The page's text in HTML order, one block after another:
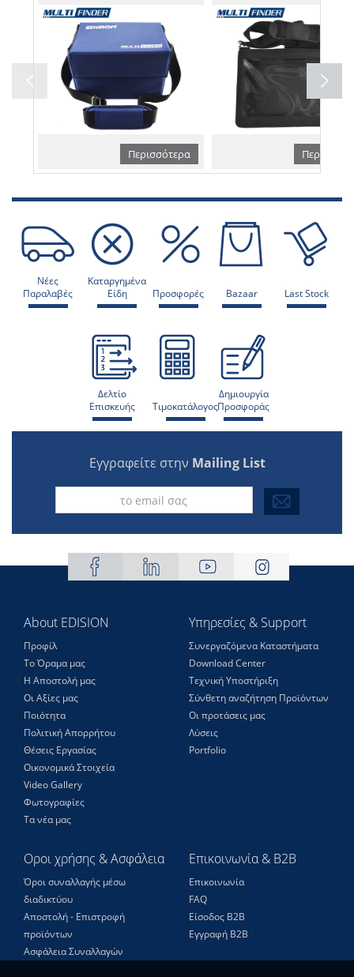
Περισσότερα
Νέες
Παραλαβές
Καταργημένα
Είδη
Προσφορές Bazaar Last Stock
Δελτίο
Επισκευής
Τιμοκατάλογος
Δημιουργία
Προσφοράς
Εγγραφείτε στην Mailing List
About EDISION
Προφίλ
Το Όραμα μας
Η Αποστολή μας
Οι Αξίες μας
Ποιότητα
Πολιτική Απορρήτου
Θέσεις Eργασίας
Οικονομικά Στοιχεία
Video Gallery
Φωτογραφίες
Τα νέα μας
Υπηρεσίες & Support
Συνεργαζόμενα Καταστήματα
Download Center
Τεχνική Υποστήριξη
Σύνθετη αναζήτηση Προϊόντων
Οι προτάσεις μας
Λύσεις
Portfolio
Οροι χρήσης & Ασφάλεια
Όροι συναλλαγής μέσω
διαδικτύου
Αποστολή - Επιστροφή
προϊόντων
Ασφάλεια Συναλλαγών
Επικοινωνία & B2B
Επικοινωνία
FAQ
Είσοδος Β2Β
Εγγραφή Β2Β